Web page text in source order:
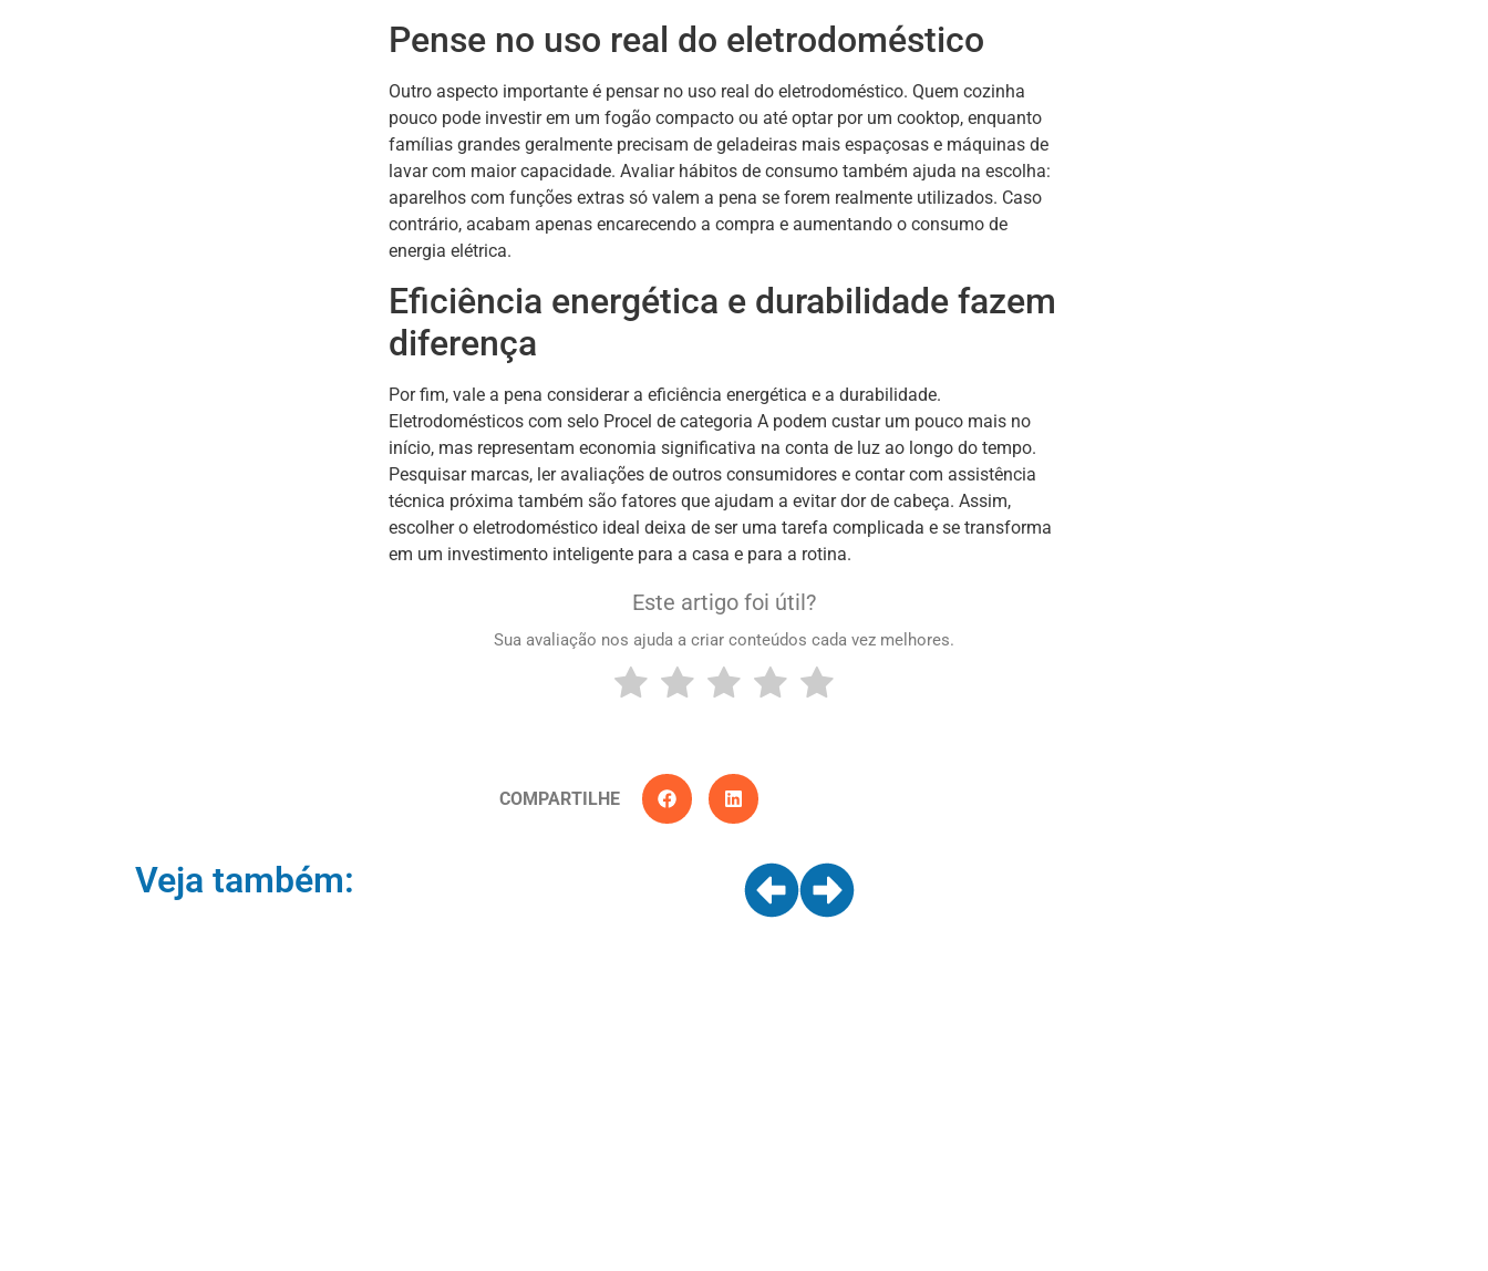
Pense no uso real do eletrodoméstico
Outro aspecto importante é pensar no uso real do eletrodoméstico. Quem cozinha
pouco pode investir em um fogão compacto ou até optar por um cooktop, enquanto
famílias grandes geralmente precisam de geladeiras mais espaçosas e máquinas de
lavar com maior capacidade. Avaliar hábitos de consumo também ajuda na escolha:
aparelhos com funções extras só valem a pena se forem realmente utilizados. Caso
contrário, acabam apenas encarecendo a compra e aumentando o consumo de
energia elétrica.
Eficiência energética e durabilidade fazem
diferença
Por fim, vale a pena considerar a eficiência energética e a durabilidade.
Eletrodomésticos com selo Procel de categoria A podem custar um pouco mais no
início, mas representam economia significativa na conta de luz ao longo do tempo.
Pesquisar marcas, ler avaliações de outros consumidores e contar com assistência
técnica próxima também são fatores que ajudam a evitar dor de cabeça. Assim,
escolher o eletrodoméstico ideal deixa de ser uma tarefa complicada e se transforma
em um investimento inteligente para a casa e para a rotina.
Este artigo foi útil?
Sua avaliação nos ajuda a criar conteúdos cada vez melhores.
COMPARTILHE
Veja também: